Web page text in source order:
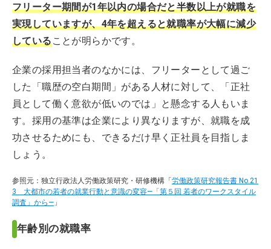
フリーター期間が1年以内の場合だと半数以上が就職を
実現していますが、4年を超えると就職率が大幅に減少
している ことが明らかです。
企業の採用担当者のなかには、フリーターとして過ご
した「職歴の空白期間」がある人材に対して、「正社
員として働く意欲が低いのでは」と懸念する人もいま
す。採用の基準は企業により異なりますが、就職を成
功させるためにも、できるだけ早く正社員を目指しま
しょう。
参照元：独立行政法人労働政策研究・研修機構「労働政策研究報告書 No.21
3 大都市の若者の就業行動と意識の変容―「第５回 若者のワークスタイル
調査」から― 」
年齢別の就職率